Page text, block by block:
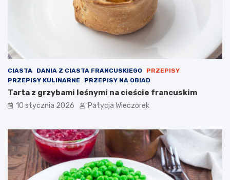
CIASTA DANIA Z CIASTA FRANCUSKIEGO
PRZEPISY
PRZEPISY KULINARNE
PRZEPISY NA OBIAD
Tarta z grzybami leśnymi na cieście francuskim
10 stycznia 2026 Patycja Wieczorek